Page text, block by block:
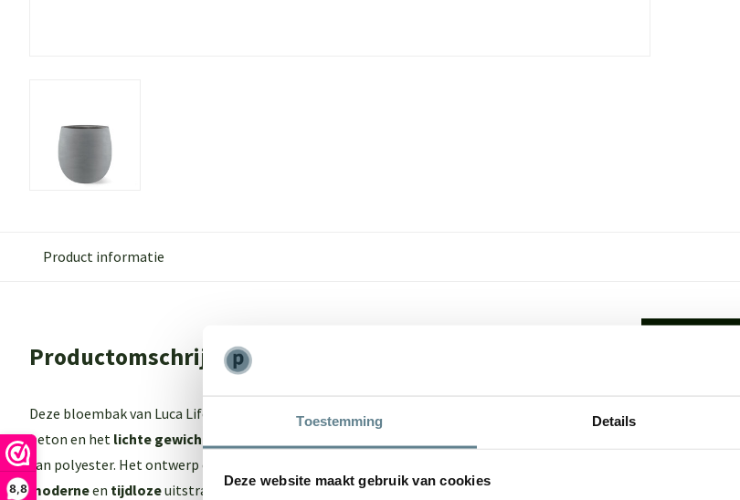
Toestemming Details
Deze website maakt gebruik van cookies
8,8
Product informatie
Productomschrijving
Deze bloembak van Luca Lifestyle biedt het beste van 2 werelden: De
beton en het lichte gewich
van polyester. Het ontwerp en de kleur van de Luca Lifestyle plantenbakken geven een
moderneen tijdlozeuitstraling. Een echte eyecatcher in je tuin. De bloembak is van